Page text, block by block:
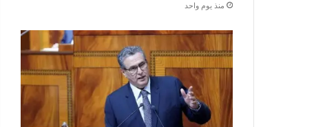
منذ يوم واحد